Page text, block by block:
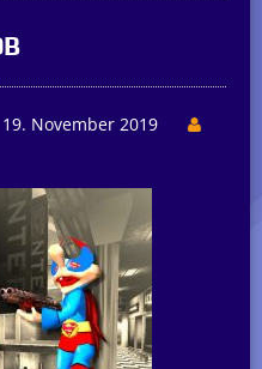
19. November 2019